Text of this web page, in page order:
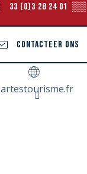
33 (0)3 28 24 01 ▒▒
CONTACTEER ONS
artestourisme.fr